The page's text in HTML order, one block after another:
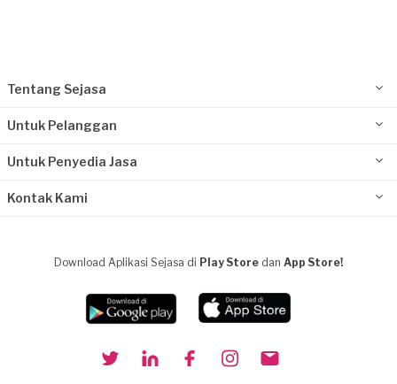
Tentang Sejasa
Untuk Pelanggan
Untuk Penyedia Jasa
Kontak Kami
Download Aplikasi Sejasa di Play Store dan App Store!